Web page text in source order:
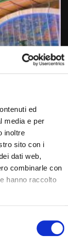
ed
media e per
inoltre
sito con i
dati web,
combinarle con
hanno raccolto
Pio – 22